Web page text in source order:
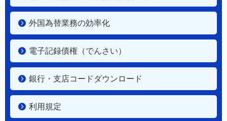
外国為替業務の効率化
電子記録債権（でんさい）
銀行・支店コードダウンロード
利用規定